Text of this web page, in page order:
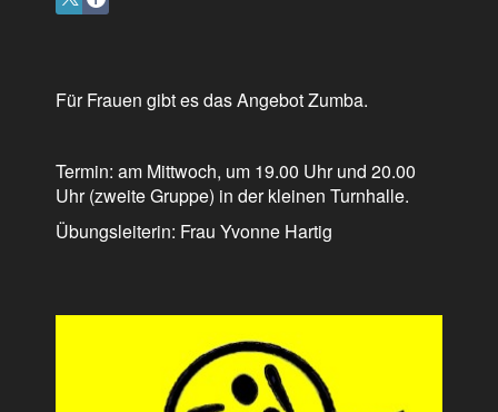
Für Frauen gibt es das Angebot Zumba.
Termin: am Mittwoch, um 19.00 Uhr und 20.00
Uhr (zweite Gruppe) in der kleinen Turnhalle.
Übungsleiterin: Frau Yvonne Hartig